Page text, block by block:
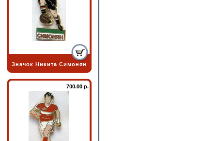
Значок Никита Симонян
700.00 р.